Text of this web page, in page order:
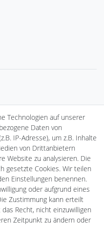
Technologien auf unserer
Daten von
IP-Adresse), um z.B. Inhalte
von Drittanbietern
Website zu analysieren. Die
gesetzte Cookies. Wir teilen
Einstellungen benennen.
oder aufgrund eines
Zustimmung kann erteilt
Recht, nicht einzuwilligen
Zeitpunkt zu ändern oder